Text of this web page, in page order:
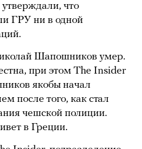
что
ГРУ ни в одной
Шапошников умер.
при этом The Insider
якобы начал
после того, как стал
чешской полиции.
в Греции.